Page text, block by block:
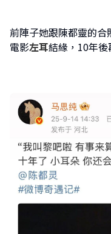
前陣子她跟陳都靈的
電影左耳結緣，10年後